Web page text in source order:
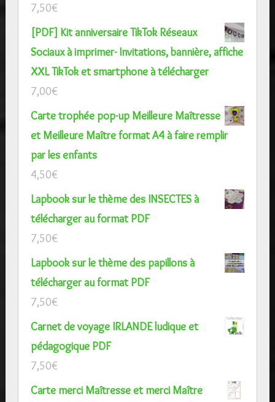
7,50€
[PDF] Kit anniversaire TikTok Réseaux
Sociaux à imprimer- Invitations, bannière, affiche
XXL TikTok et smartphone à télécharger
7,00€
Carte trophée pop-up Meilleure Maîtresse
et Meilleure Maître format A4 à faire remplir
par les enfants
4,50€
Lapbook sur le thème des INSECTES à
télécharger au format PDF
7,50€
Lapbook sur le thème des papillons à
télécharger au format PDF
7,50€
Carnet de voyage IRLANDE ludique et
pédagogique PDF
7,50€
Carte merci Maîtresse et merci Maître